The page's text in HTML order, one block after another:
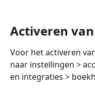
Activeren
Voor het activeren
naar instellingen >
en integraties >